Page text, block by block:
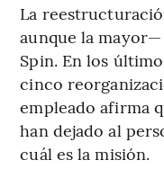
La
aunque la
Spin. En los
cinco
empleado afirma
han dejado al
cuál es la misión.